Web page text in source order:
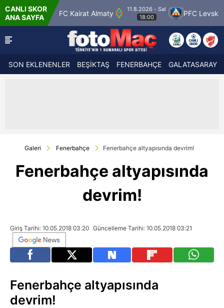
CANLI SKOR
ANA SAYFAFC Kairat Almaty
11.8.2026 - Sal
18:00
PFC Levski Sofya
SON EKLENENLER BEŞİKTAŞ FENERBAHÇE GALATASARAY
Galeri Fenerbahçe Fenerbahçe altyapısında devrim!
Fenerbahçe altyapısında
devrim!
Giriş Tarihi: 10.05.2018 03:20 Güncelleme Tarihi: 10.05.2018 03:21
Fenerbahçe altyapısında
devrim!